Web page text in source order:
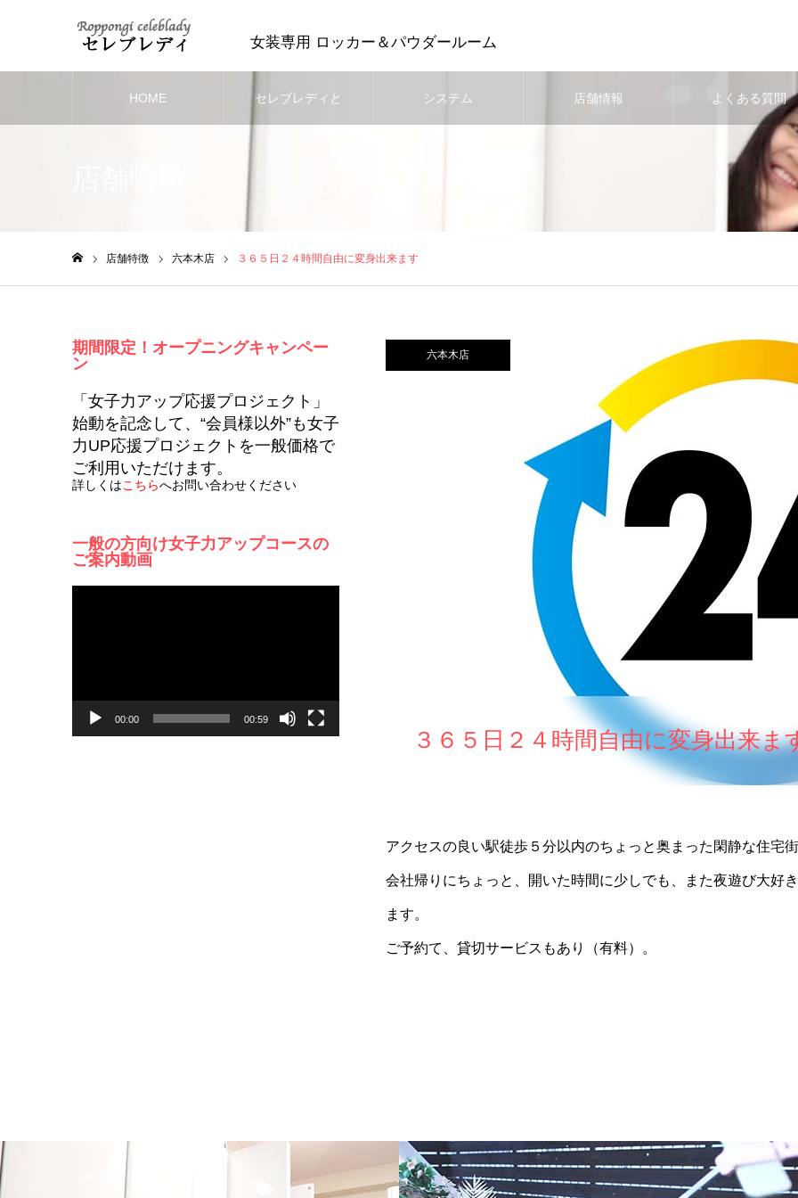
女装専用 ロッカー＆パウダールーム
HOME セレブレディと システム 店舗情報 よくある質問
店舗特徴 六本木店 ３６５日２４時間自由に変身出来ます
六本木店
３６５日２４時間自由に変身出来ま
アクセスの良い駅徒歩５分以内のちょっと奥まった閑静な住宅
会社帰りにちょっと、開いた時間に少しでも、また夜遊び大好
ます。
ご予約て、貸切サービスもあり（有料）。
期間限定！オープニングキャンペー
ン
「女子力アップ応援プロジェクト」
始動を記念して、“会員様以外”も女子
力UP応援プロジェクトを一般価格で
ご利用いただけます。
詳しくはこちらへお問い合わせください
一般の方向け女子力アップコースの
ご案内動画
00:00 00:59